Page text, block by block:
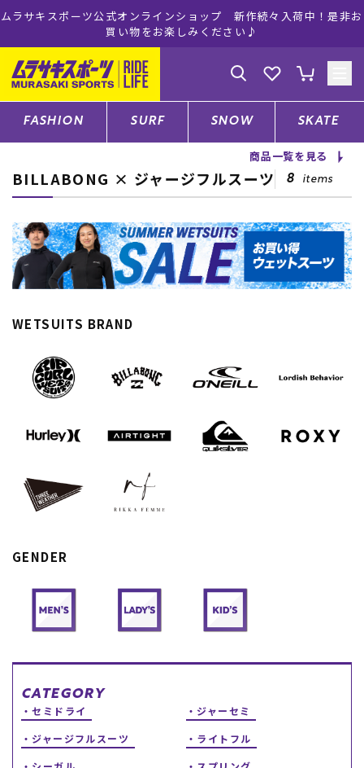
ムラサキスポーツ公式オンラインショップ 新作続々入荷中！是非お
買い物をお楽しみください♪
ゲスト様
ログイン 会員登録
店舗一覧
CATEGORY
スノーTOP
スケートTOP
ブランド一覧
RIDE LIFE MAGAZINE一
スタッフスナップ
中古/アウトレット サー
中古/アウトレット スノ
店頭受取サービス
アフターサポート
下取り保証について
店舗一覧
FASHION SURF SNOW SKATE
商品一覧を見る
BILLABONG × ジャージフルスーツ 8 items
WETSUITS BRAND
GENDER
CATEGORY
セミドライ
ジャーセミ
ジャージフルスーツ
ライトフル